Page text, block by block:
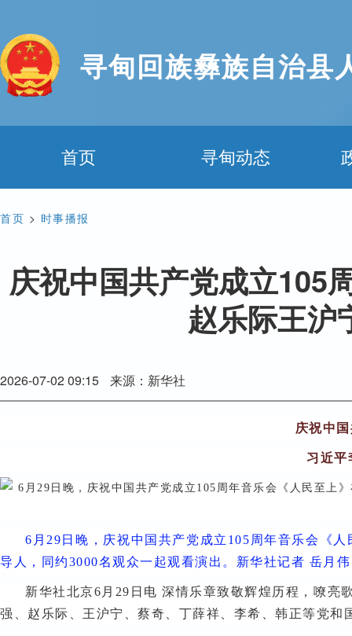
寻甸回族彝族自治县
首页 寻甸动态
首页 > 时事播报
庆祝中国共产党成立105
赵乐际王沪
2026-07-02 09:15 来源：新华社
庆祝中
习近平
6月29日晚，庆祝中国共产党成立105周年音乐会《
导人，同约3000名观众一起观看演出。新华社记者 岳月
新华社北京6月29日电 深情乐章致敬辉煌历程，嘹亮
强、赵乐际、王沪宁、蔡奇、丁薛祥、李希、韩正等党